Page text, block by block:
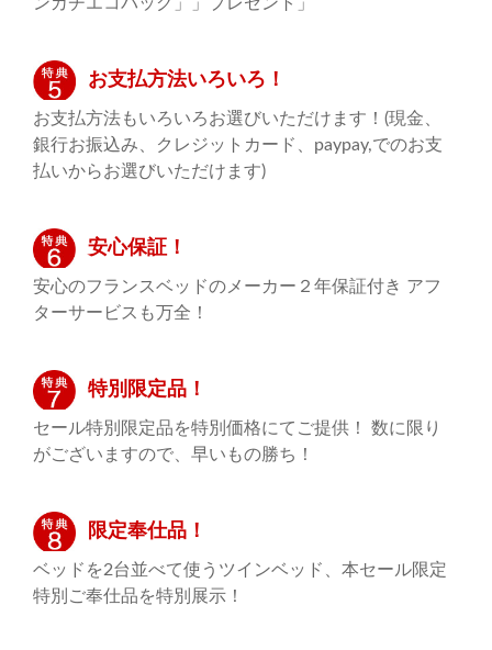
お支払方法いろいろ！
お支払方法もいろいろお選びいただけます！(現金、
銀行お振込み、クレジットカード、paypay,でのお支
払いからお選びいただけます)
安心保証！
安心のフランスベッドのメーカー２年保証付き アフ
ターサービスも万全！
特別限定品！
セール特別限定品を特別価格にてご提供！ 数に限り
がございますので、早いもの勝ち！
限定奉仕品！
ベッドを2台並べて使うツインベッド、本セール限定
特別ご奉仕品を特別展示！